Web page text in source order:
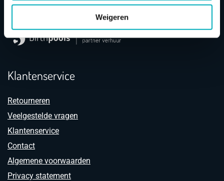
Weigeren
België van Europees marktleider en importeurBirthpools.
Klantenservice
Retourneren
Veelgestelde vragen
Klantenservice
Contact
Algemene voorwaarden
Privacy statement